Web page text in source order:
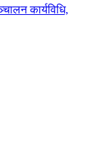
कार्यविधि,